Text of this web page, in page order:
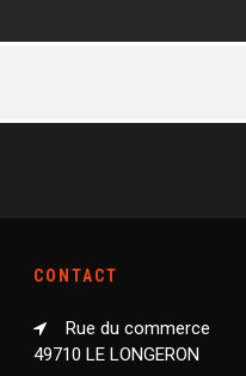
CONTACT
Rue du commerce
49710 LE LONGERON